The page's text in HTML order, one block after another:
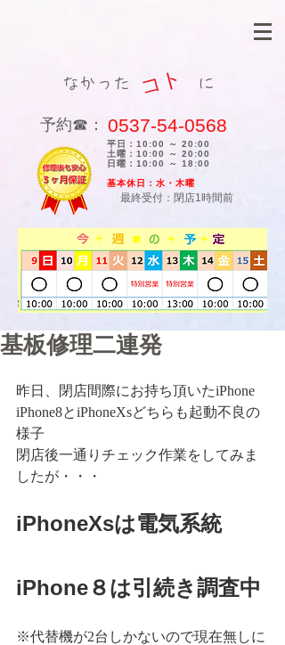
コト
なかった に
​予約☎： 0537-54-0568
平日：10:00 ～ 20:00
土曜：10:00 ～ 20:00
日曜：10:00 ～ 18:00
​基本休日：水・木曜
最終受付：閉店1時間前
基板修理二連発
昨日、閉店間際にお持ち頂いたiPhone
iPhone8とiPhoneXsどちらも起動不良の
様子
閉店後一通りチェック作業をしてみま
したが・・・
iPhoneXsは電気系統
iPhone８は引続き調査中
※代替機が2台しかないので現在無しに